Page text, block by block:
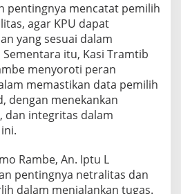
pentingnya mencatat pemilih
agar KPU dapat
yang sesuai dalam
Sementara itu, Kasi Tramtib
menyoroti peran
memastikan data pemilih
dengan menekankan
dan integritas dalam
Rambe, An. Iptu L
pentingnya netralitas dan
dalam menjalankan tugas.